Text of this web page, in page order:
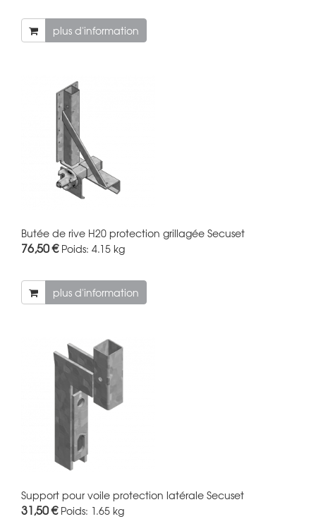
plus d'information
Butée de rive H20 protection grillagée Secuset
76,50 € Poids: 4.15 kg
plus d'information
Support pour voile protection latérale Secuset
31,50 € Poids: 1.65 kg